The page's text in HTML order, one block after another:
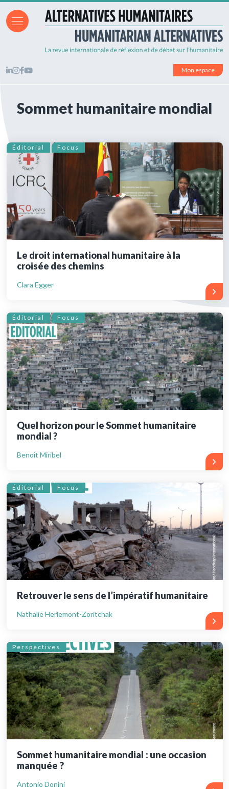
Mon espace
Sommet humanitaire mondial
Éditorial Focus
Le droit international humanitaire à la
croisée des chemins
Clara Egger
Éditorial Focus
Quel horizon pour le Sommet humanitaire
mondial ?
Benoît Miribel
Éditorial Focus
Retrouver le sens de l’impératif humanitaire
Nathalie Herlemont-Zoritchak
Perspectives
Sommet humanitaire mondial : une occasion
manquée ?
Antonio Donini